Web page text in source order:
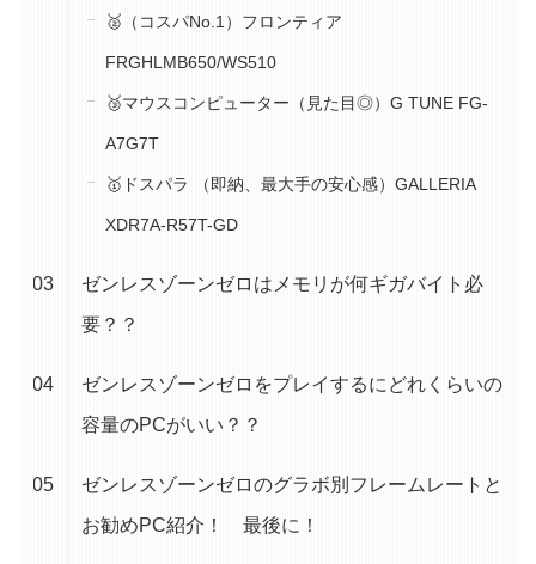
🥈（コスパNo.1）フロンティア
FRGHLMB650/WS510
🥉マウスコンピューター（見た目◎）G TUNE FG-
A7G7T
🥇ドスパラ （即納、最大手の安心感）GALLERIA
XDR7A-R57T-GD
ゼンレスゾーンゼロはメモリが何ギガバイト必
要？？
ゼンレスゾーンゼロをプレイするにどれくらいの
容量のPCがいい？？
ゼンレスゾーンゼロのグラボ別フレームレートと
お勧めPC紹介！ 最後に！